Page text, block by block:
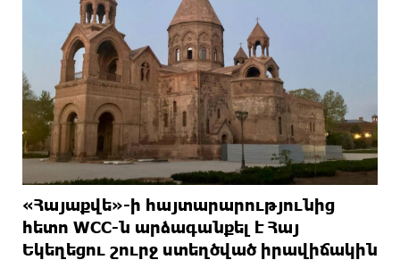
«Հայաքվե»-ի հայտարարությունից
հետո WCC-ն արձագանքել է Հայ
Եկեղեցու շուրջ ստեղծված իրավիճակին